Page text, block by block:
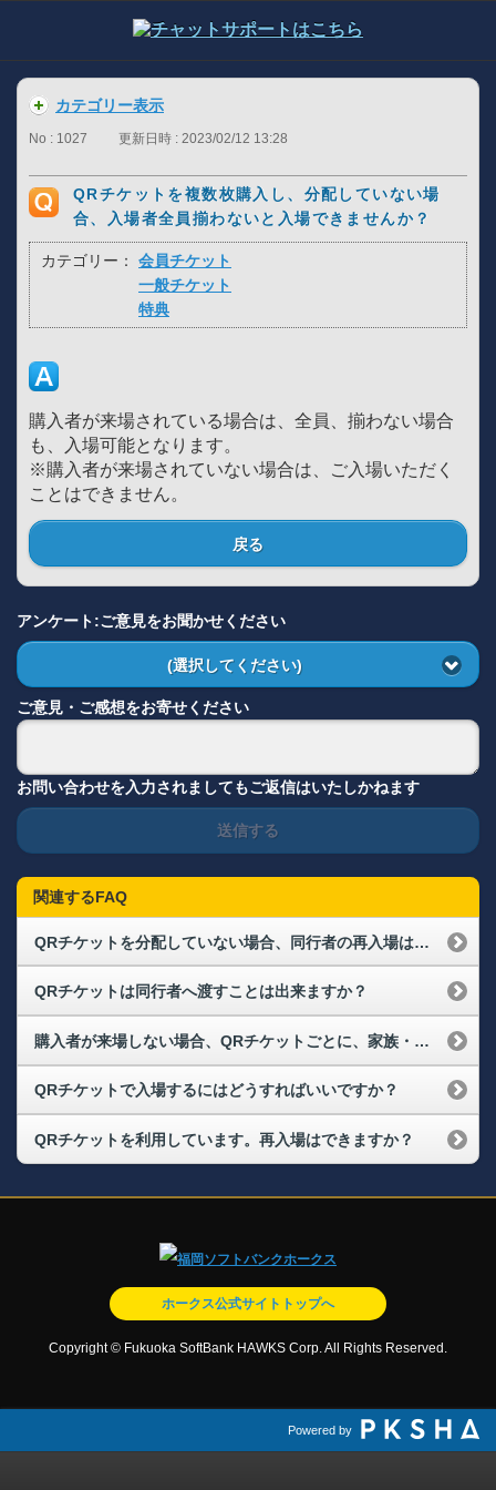
カテゴリー表示
No : 1027 更新日時 : 2023/02/12 13:28
QRチケットを複数枚購入し、分配していない場
合、入場者全員揃わないと入場できませんか？
カテゴリー：
会員チケット
一般チケット
特典
購入者が来場されている場合は、全員、揃わない場合
も、入場可能となります。
※購入者が来場されていない場合は、ご入場いただく
ことはできません。
戻る
アンケート:ご意見をお聞かせください
(選択してください)
ご意見・ご感想をお寄せください
お問い合わせを入力されましてもご返信はいたしかねます
送信する
関連するFAQ
QRチケットを分配していない場合、同行者の再入場はどのようになりますか。
QRチケットは同行者へ渡すことは出来ますか？
購入者が来場しない場合、QRチケットごとに、家族・友人に譲ることはできますか？
QRチケットで入場するにはどうすればいいですか？
QRチケットを利用しています。再入場はできますか？
ホークス公式サイトトップへ
Copyright © Fukuoka SoftBank HAWKS Corp. All Rights Reserved.
Powered by